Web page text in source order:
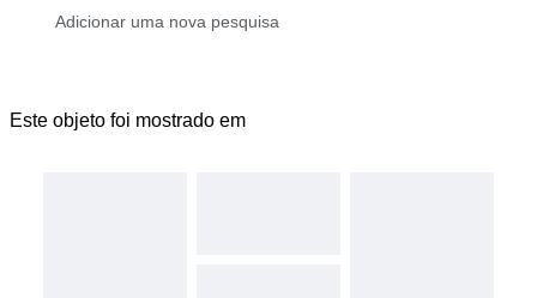
Este objeto foi mostrado em